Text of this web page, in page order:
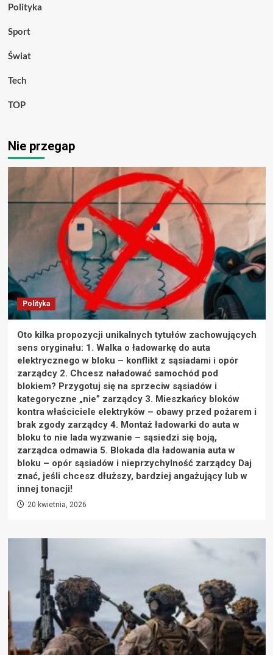
Polityka
Sport
Świat
Tech
TOP
Nie przegap
Polityka
Oto kilka propozycji unikalnych tytułów zachowujących
sens oryginału: 1. Walka o ładowarkę do auta
elektrycznego w bloku – konflikt z sąsiadami i opór
zarządcy 2. Chcesz naładować samochód pod
blokiem? Przygotuj się na sprzeciw sąsiadów i
kategoryczne „nie” zarządcy 3. Mieszkańcy bloków
kontra właściciele elektryków – obawy przed pożarem i
brak zgody zarządcy 4. Montaż ładowarki do auta w
bloku to nie lada wyzwanie – sąsiedzi się boją,
zarządca odmawia 5. Blokada dla ładowania auta w
bloku – opór sąsiadów i nieprzychylność zarządcy Daj
znać, jeśli chcesz dłuższy, bardziej angażujący lub w
innej tonacji!
20 kwietnia, 2026